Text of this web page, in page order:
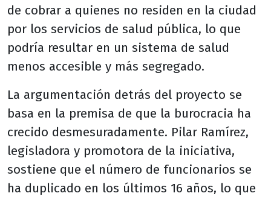
de cobrar a quienes no residen en la ciudad
por los servicios de salud pública, lo que
podría resultar en un sistema de salud
menos accesible y más segregado.
La argumentación detrás del proyecto se
basa en la premisa de que la burocracia ha
crecido desmesuradamente. Pilar Ramírez,
legisladora y promotora de la iniciativa,
sostiene que el número de funcionarios se
ha duplicado en los últimos 16 años, lo que